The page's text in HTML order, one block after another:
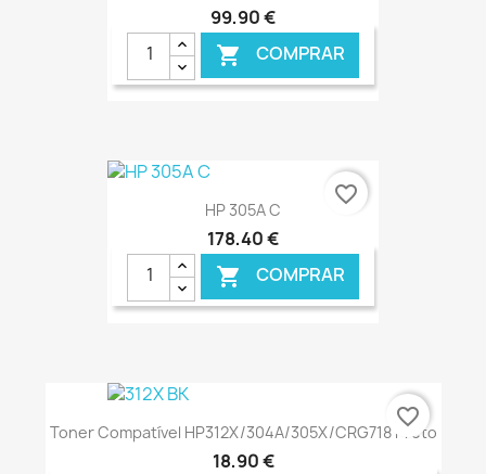
99,90 €
 COMPRAR
€ ONLINE
HP 305A C
178,40 €
 COMPRAR
favorite_border
Toner Compatível HP312X/304A/305X/CRG718 Preto
18,90 €
favorite_border